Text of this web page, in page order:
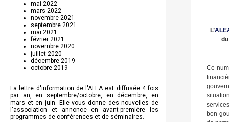
mai 2022
mars 2022
novembre 2021
septembre 2021
mai 2021
février 2021
novembre 2020
juillet 2020
décembre 2019
octobre 2019
La lettre d'information de l'ALEA est diffusée 4 fois
par an, en septembre/octobre, en décembre, en
mars et en juin. Elle vous donne des nouvelles de
l'association et annonce en avant-première les
programmes de conférences et de séminaires.